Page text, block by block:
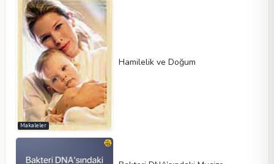
Makaleler
Hamilelik ve Doğum